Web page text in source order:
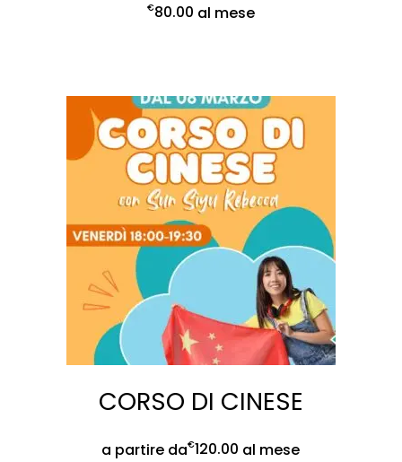
€80.00 al mese
a partire da€120.00 al mese
CORSO DI CINESE